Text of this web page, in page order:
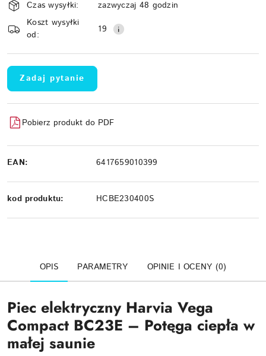
Wyślij
i
dostawa
Czas wysyłki:
zazwyczaj 48 godzin
Koszt wysyłki
od:
19
Zadaj pytanie
Pobierz produkt do PDF
EAN: 6417659010399
kod produktu: HCBE230400S
OPIS PARAMETRY OPINIE I OCENY (0)
Piec elektryczny Harvia Vega
Compact BC23E – Potęga ciepła w
małej saunie